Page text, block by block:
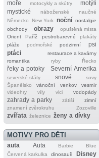
moře
motocykly a skútry
motýli
mystické
náboženské
naučné
Německo
New York noční nostalgie
obchody
obrazy
opuštěná místa
Orient
Paříž pestrobarevné
plakáty
pláže
podmořské podzimní
psi
ptáci
restaurace a kavárny
romantika
ryby Řecko
řeky a potoky Severní Amerika
severské státy snové
sovy
Španělsko
vánoční venkov
vesmír
videohry
víly vlci vodopády
zahrady a parky zátiší
zimní
znamení zvěrokruhu
Zozoville
zvířata železnice ženy a dívky
MOTIVY PRO DĚTI
auta Auta Barbie
Blue
Červená karkulka
dinosauři
Disney